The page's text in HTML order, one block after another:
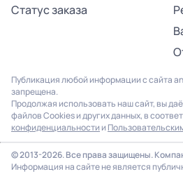
Статус заказа
Публикация любой информации с сайта
запрещена.
Продолжая использовать наш сайт, вы
файлов Cookies и других данных, в
конфиденциальности и
© 2013-2026. Все права защищены.
Информация на сайте не является